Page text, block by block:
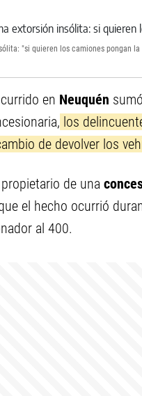
"si quieren los camiones pongan
en Neuquén
los
de devolver los
de una
el hecho ocurrió
al 400.